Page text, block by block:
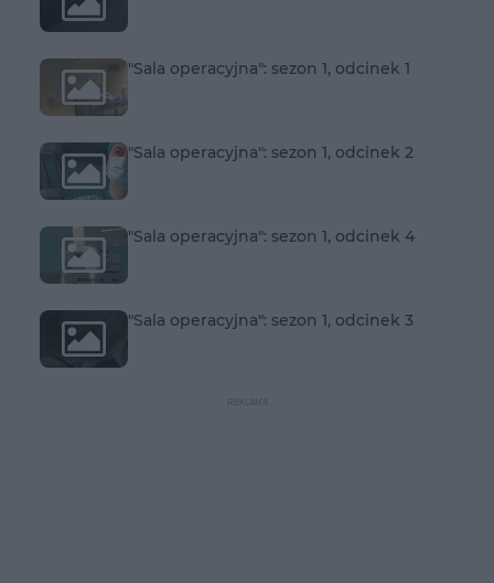
"Sala operacyjna": sezon 1, odcinek 1
"Sala operacyjna": sezon 1, odcinek 2
"Sala operacyjna": sezon 1, odcinek 4
"Sala operacyjna": sezon 1, odcinek 3